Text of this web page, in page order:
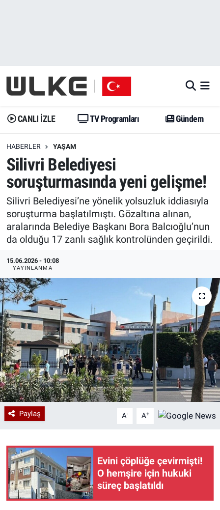
CANLI İZLE TV Programları Gündem
HABERLER YAŞAM
Silivri Belediyesi
soruşturmasında yeni gelişme!
Silivri Belediyesi’ne yönelik yolsuzluk iddiasıyla
soruşturma başlatılmıştı. Gözaltına alınan,
aralarında Belediye Başkanı Bora Balcıoğlu’nun
da olduğu 17 zanlı sağlık kontrolünden geçirildi.
15.06.2026 - 10:08
YAYINLANMA
Paylaş A- A+
Evini çöplüğe çevirmişti!
O hemşire için hukuki
süreç başlatıldı
Gündem
Dünya
Erişim Bilgileri
Ekonomi
Trend
Özel Haberler
Yazarlar
Gündem
Trend
Erişim Bilgileri
Spor
Ekonomi
Dünya
Medya
Özel Haberler
Kadın
Erişim Bilgileri
Sağlık
Teknoloji
Ramazan
İstanbul Namaz Vakitleri
Trafik Durumu
Erişim Bilgileri
Tüm Manşetler
Son Dakika Haberleri
Haber Arşivi